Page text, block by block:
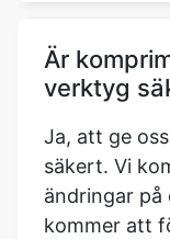
Ja, att ge
säkert. Vi
ändringar på
kommer att
kan helt
helst med
1.2mb-